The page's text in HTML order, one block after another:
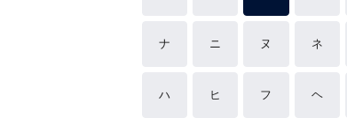
ナ ニ ヌ ネ
ハ ヒ フ ヘ